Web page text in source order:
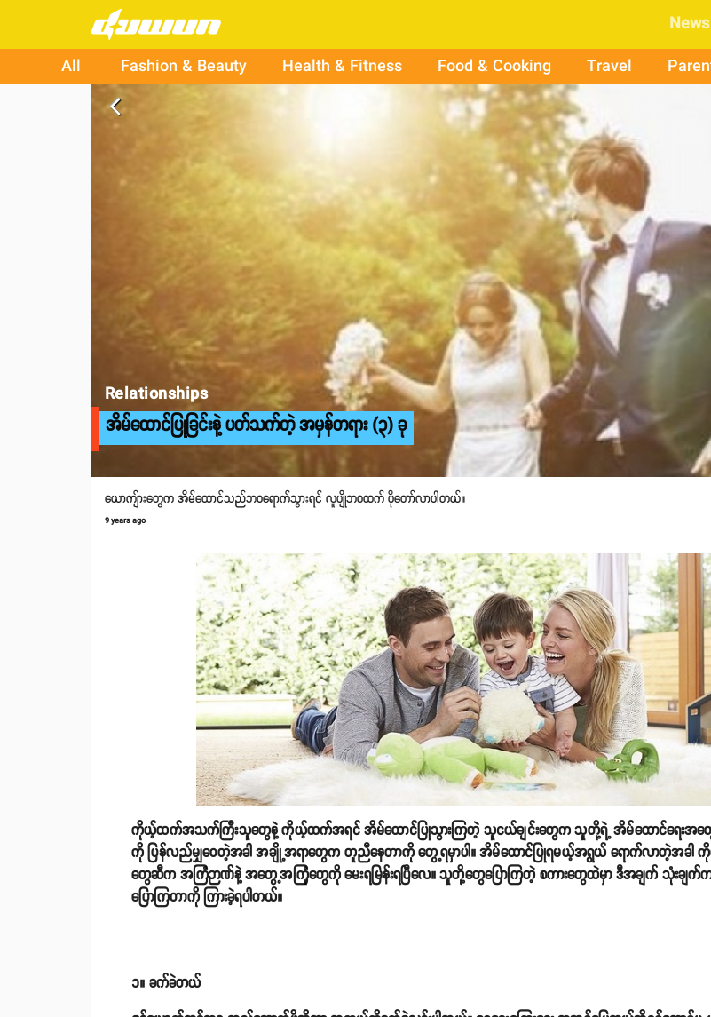
News
All
Fashion & Beauty Health & Fitness Food & Cooking Travel
arrow_back_ios
Relationships
အိမ်ထောင်ပြုခြင်းနဲ့ ပတ်သက်တဲ့ အမှန်တရား (၃) ခု
ယောကျ်ားတွေက အိမ်ထောင်သည်ဘဝရောက်သွားရင် လူပျိုဘဝထက် ပိုတော်လာပါတယ်။
9 years ago
ကိုယ့်ထက်အသက်ကြီးသူတွေနဲ့ ကိုယ့်ထက်အရင် အိမ်ထောင်ပြုသွားကြတဲ့ သူငယ်ချင်းတွေက သူတို့ရဲ့ အိမ်ထောင်ရေးအ
ကို ပြန်လည်မျှဝေတဲ့အခါ အချို့အရာတွေက တူညီနေတာကို တွေ့ရမှာပါ။ အိမ်ထောင်ပြုရမယ့်အရွယ် ရောက်လာတဲ့အခါ
တွေဆီက အကြံဉာဏ်နဲ့ အတွေ့အကြုံတွေကို မေးရမြန်းရပြီလေ။ သူတို့တွေပြောကြတဲ့ စကားတွေထဲမှာ ဒီအချက် သုံးချက်
ပြောကြတာကို ကြားခဲ့ရပါတယ်။
၁။ ခက်ခဲတယ်